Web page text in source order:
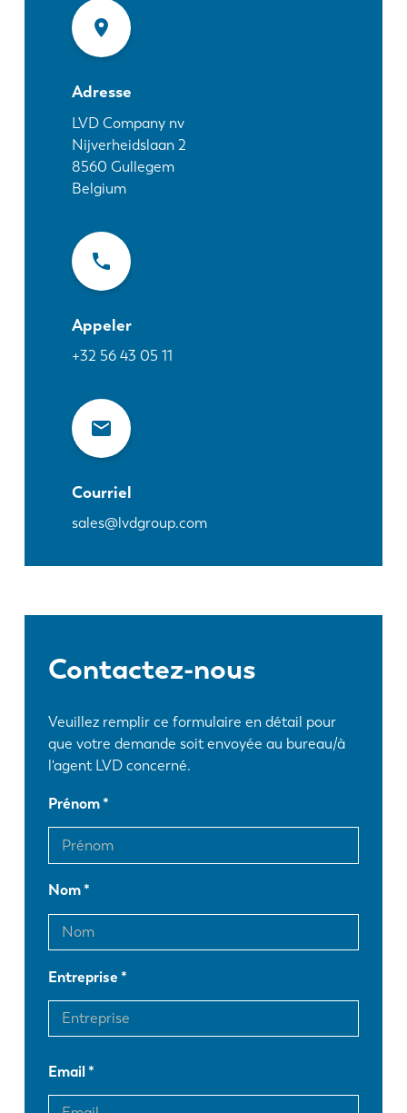
Adresse
LVD Company nv
Nijverheidslaan 2
8560 Gullegem
Belgium
Appeler
+32 56 43 05 11
Courriel
sales@lvdgroup.com
Contactez-nous
Veuillez remplir ce formulaire en détail pour
que votre demande soit envoyée au bureau/à
l'agent LVD concerné.
Prénom
Nom
Entreprise
Email
Découvrez LVD
Témoignages
Événements
Centre des ressources
Secteurs et solutions
Carrières
Contactez nous